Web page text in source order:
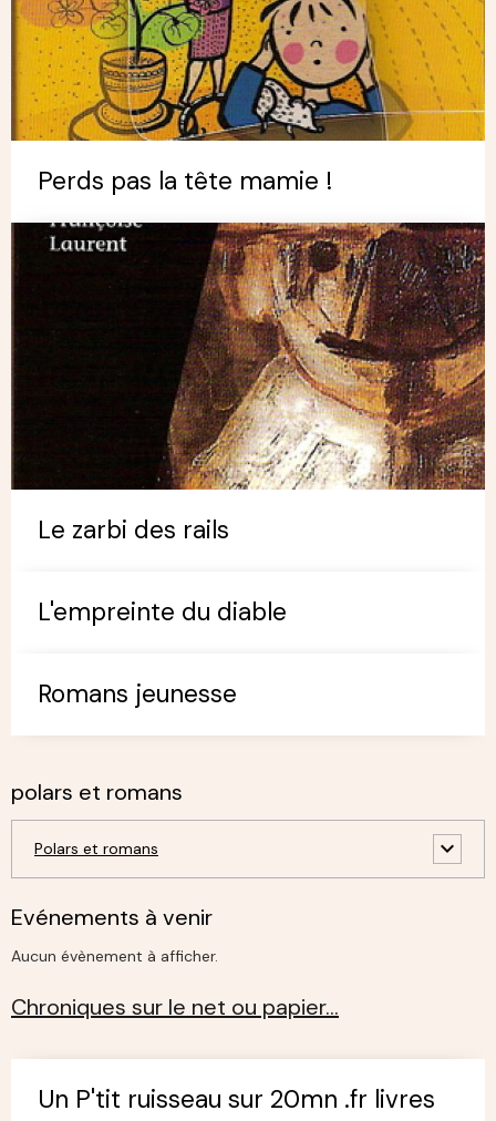
Perds pas la tête mamie !
Le zarbi des rails
L'empreinte du diable
Romans jeunesse
polars et romans
Polars et romans
Evénements à venir
Aucun évènement à afficher.
Chroniques sur le net ou papier…
Un P'tit ruisseau sur 20mn .fr livres